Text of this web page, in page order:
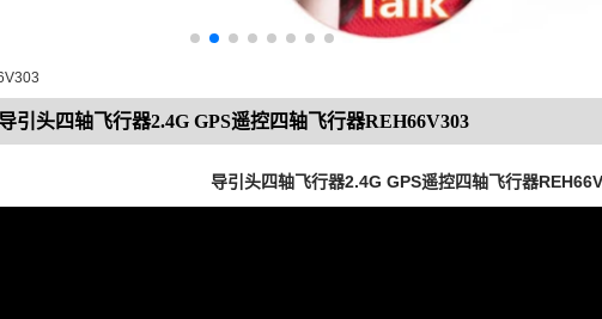
导引头四轴飞行器2.4G GPS遥控四轴飞行器REH66V303
导引头四轴飞行器2.4G GPS遥控四轴飞行器